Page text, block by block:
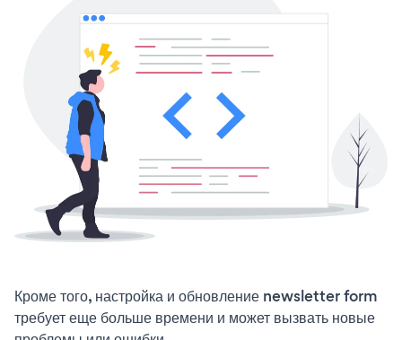
Кроме того, настройка и обновление newsletter form
требует еще больше времени и может вызвать новые